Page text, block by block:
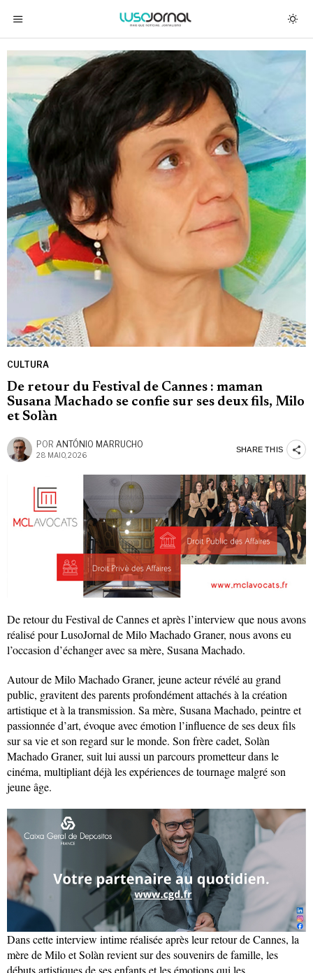
CULTURA
De retour du Festival de Cannes : maman
Susana Machado se confie sur ses deux fils, Milo
et Solàn
POR ANTÓNIO MARRUCHO
28 MAIO, 2026
SHARE THIS
De retour du Festival de Cannes et après l’interview que nous avons
réalisé pour LusoJornal de Milo Machado Graner, nous avons eu
l’occasion d’échanger avec sa mère, Susana Machado.
Autour de Milo Machado Graner, jeune acteur révélé au grand
public, gravitent des parents profondément attachés à la création
artistique et à la transmission. Sa mère, Susana Machado, peintre et
passionnée d’art, évoque avec émotion l’influence de ses deux fils
sur sa vie et son regard sur le monde. Son frère cadet, Solàn
Machado Graner, suit lui aussi un parcours prometteur dans le
cinéma, multipliant déjà les expériences de tournage malgré son
jeune âge.
Dans cette interview intime réalisée après leur retour de Cannes, la
mère de Milo et Solàn revient sur des souvenirs de famille, les
débuts artistiques de ses enfants et les émotions qui les